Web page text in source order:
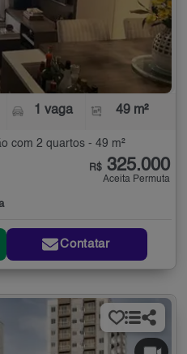
1 vaga 49 m²
com 2 quartos - 49 m²
R$ 325.000
Aceita Permuta
Contatar